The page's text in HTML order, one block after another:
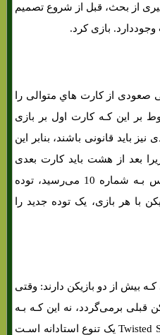
2. برای پیشگیری از بحث، قبل از شروع تصمیم
وجوددارد. بازی کرد.
صعودی از کارت هاي‌ متوالی را
بر این کـه کارت اول بر بازی
باید قانونی باشند، بنابر این
بعد از هشت باید کارت بعدی
کمتر یا مساوی باشد. اگر سکانس بـه شماره 10 می‌رسید، توده
با هر بازی، یک توده جدید را
بیش از دو بازیکن دارند: وقتی
قبلی برمی‌گردد، نه این کـه بـه
بازیکن بعدی منتقل شود.Twisted Shithead یک تنوع استادانه اسـت